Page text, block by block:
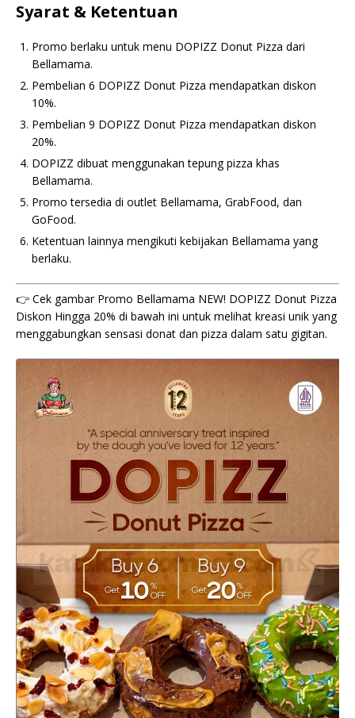
Syarat & Ketentuan
Promo berlaku untuk menu DOPIZZ Donut Pizza dari
Bellamama.
Pembelian 6 DOPIZZ Donut Pizza mendapatkan diskon
10%.
Pembelian 9 DOPIZZ Donut Pizza mendapatkan diskon
20%.
DOPIZZ dibuat menggunakan tepung pizza khas
Bellamama.
Promo tersedia di outlet Bellamama, GrabFood, dan
GoFood.
Ketentuan lainnya mengikuti kebijakan Bellamama yang
berlaku.
👉 Cek gambar Promo Bellamama NEW! DOPIZZ Donut Pizza
Diskon Hingga 20% di bawah ini untuk melihat kreasi unik yang
menggabungkan sensasi donat dan pizza dalam satu gigitan.